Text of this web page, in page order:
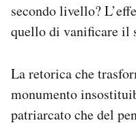
secondo livello?
quello di vanificare il
La retorica che
monumento
patriarcato che del